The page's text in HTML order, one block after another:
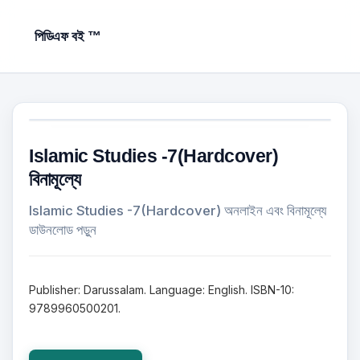
পিডিএফ বই ™
Islamic Studies -7(Hardcover)
বিনামূল্যে
Islamic Studies -7(Hardcover) অনলাইন এবং বিনামূল্যে
ডাউনলোড পড়ুন
Publisher: Darussalam. Language: English. ISBN-10:
9789960500201.